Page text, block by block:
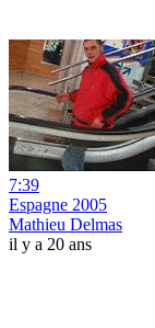
7:39
Espagne 2005
Mathieu Delmas
il y a 20 ans